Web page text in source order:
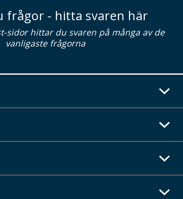
frågor - hitta svaren här
sidor hittar du svaren på många av de
vanligaste frågorna